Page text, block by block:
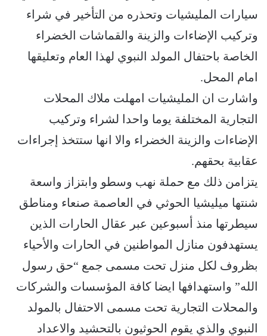
سيارات المليشيات وتحذره من التأخير في شراء
وتركيب الإضاءات والزينة والقماشات الخضراء
الخاصة باحتفال المولد النبوي لهذا العام وتعليقها
امام المحل.
واشارت ان المليشيات امهلت ملاك المحلات
التجارية المختلفة يوما واحدا لشراء وتركيب
الإضاءات والزينة الخضراء والا انها ستتخذ إجراءات
عقابية بحقهم.
يتزامن ذلك مع حملة نهب وسطو وابتزاز واسعة
شنتها ميليشيا الحوثي في العاصمة صنعاء ومناطق
سيطرتها منذ أسبوعين عبر عقال الحارات الذين
يستهدفون منازل المواطنين في الحارات والأحياء
بظروف لكل منزل تحت مسمى جمع “حق رسول
الله” واستهدافها ايضا كافة المؤسسات والشركات
والمحلات التجارية تحت مسمى الاحتفال بالمولد
النبوي والذي يقوم الحوثيون بالتحشيد والاعداد